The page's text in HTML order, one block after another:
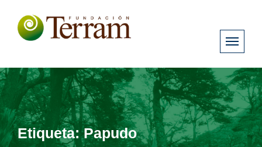
Etiqueta:Papudo